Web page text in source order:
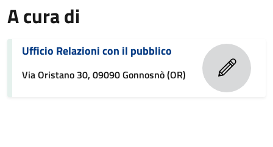
A cura di
Ufficio Relazioni con il pubblico
Via Oristano 30, 09090 Gonnosnò (OR)